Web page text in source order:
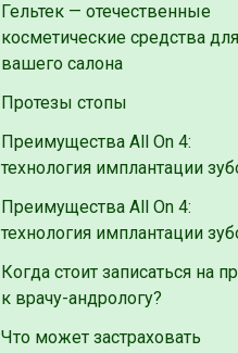
Гельтек — отечественные
косметические средства для
вашего салона
Протезы стопы
Преимущества All On 4:
технология имплантации
Преимущества All On 4:
технология имплантации
Когда стоит записаться на
к врачу-андрологу?
Что может застраховать